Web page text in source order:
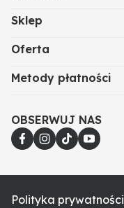
Sklep
Oferta
Metody płatności
OBSERWUJ NAS
Polityka prywatności